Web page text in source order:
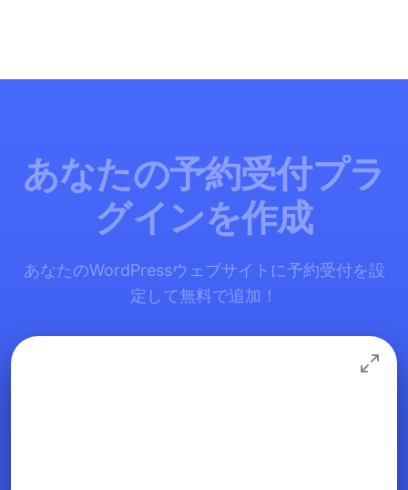
あなたの予約受付プラ
グインを作成
あなたのWordPressウェブサイトに予約受付を設
定して無料で追加！